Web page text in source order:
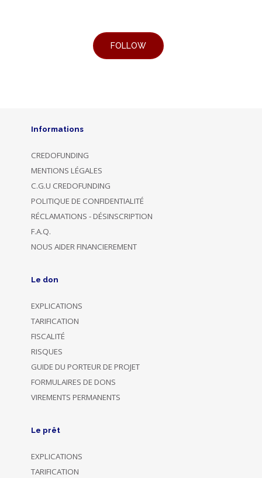
Informations
CREDOFUNDING
MENTIONS LÉGALES
C.G.U CREDOFUNDING
POLITIQUE DE CONFIDENTIALITÉ
RÉCLAMATIONS - DÉSINSCRIPTION
F.A.Q.
NOUS AIDER FINANCIEREMENT
Le don
EXPLICATIONS
TARIFICATION
FISCALITÉ
RISQUES
GUIDE DU PORTEUR DE PROJET
FORMULAIRES DE DONS
VIREMENTS PERMANENTS
Le prêt
EXPLICATIONS
TARIFICATION